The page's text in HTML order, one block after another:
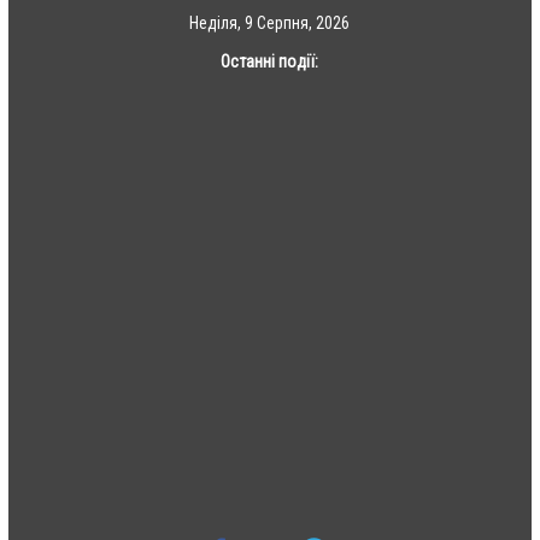
Неділя, 9 Серпня, 2026
Останні події: